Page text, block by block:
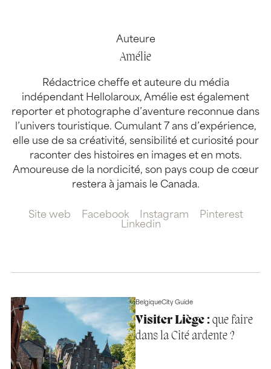
Auteure
Amélie
Rédactrice cheffe et auteure du média
indépendant Hellolaroux, Amélie est également
reporter et photographe d’aventure reconnue dans
l’univers touristique. Cumulant 7 ans d’expérience,
elle use de sa créativité, sensibilité et curiosité pour
raconter des histoires en images et en mots.
Amoureuse de la nordicité, son pays coup de cœur
restera à jamais le Canada.
Site web Facebook Instagram
Pinterest
Linkedin
BelgiqueCity Guide
Visiter Liège :que faire
dans la Cité ardente ?